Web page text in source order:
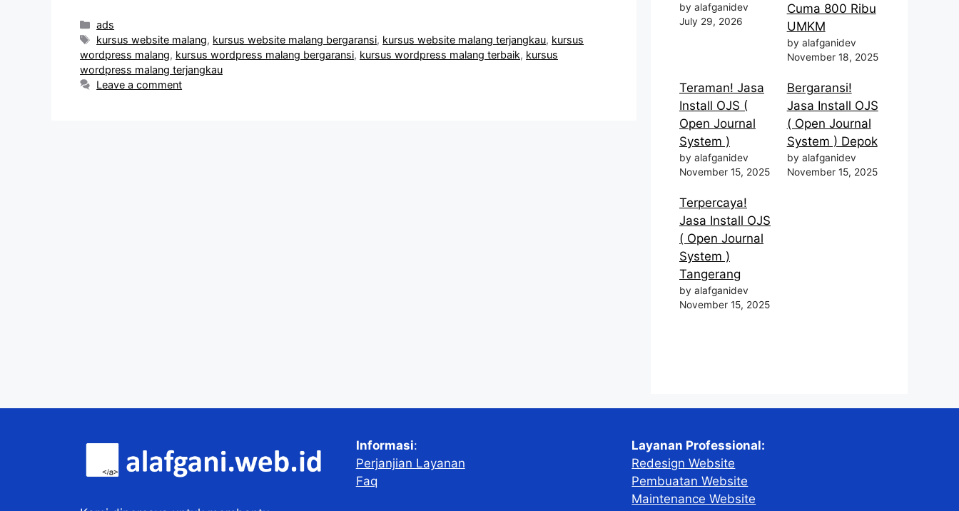
Categories
ads
Tags
kursus website malang, kursus website malang bergaransi, kursus website malang terjangkau, kursus
wordpress malang, kursus wordpress malang bergaransi, kursus wordpress malang terbaik, kursus
wordpress malang terjangkau
Leave a comment
by alafganidev
July 29, 2026
Cuma 800 Ribu
UMKM
by alafganidev
November 18, 2025
Teraman! Jasa
Install OJS (
Open Journal
System )
by alafganidev
November 15, 2025
Bergaransi!
Jasa Install OJS
( Open Journal
System ) Depok
by alafganidev
November 15, 2025
Terpercaya!
Jasa Install OJS
( Open Journal
System )
Tangerang
by alafganidev
November 15, 2025
Informasi:
Perjanjian Layanan
Faq
Layanan Professional:
Redesign Website
Pembuatan Website
Maintenance Website